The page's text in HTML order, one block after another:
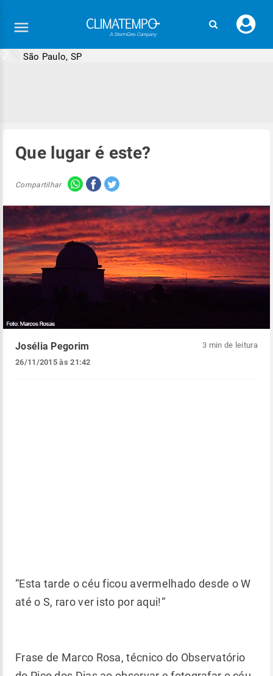
seu
São Paulo, SP
Que lugar é este?
Compartilhar
Josélia Pegorim
26/11/2015 às 21:42
3 min de leitura
“Esta tarde o céu ficou avermelhado desde o W
até o S, raro ver isto por aqui!“
Frase de Marco Rosa, técnico do Observatório